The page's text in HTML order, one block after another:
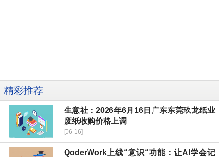
精彩推荐
生意社：2026年6月16日广东东莞玖龙纸业
废纸收购价格上调
[06-16]
QoderWork上线“意识“功能：让AI学会记